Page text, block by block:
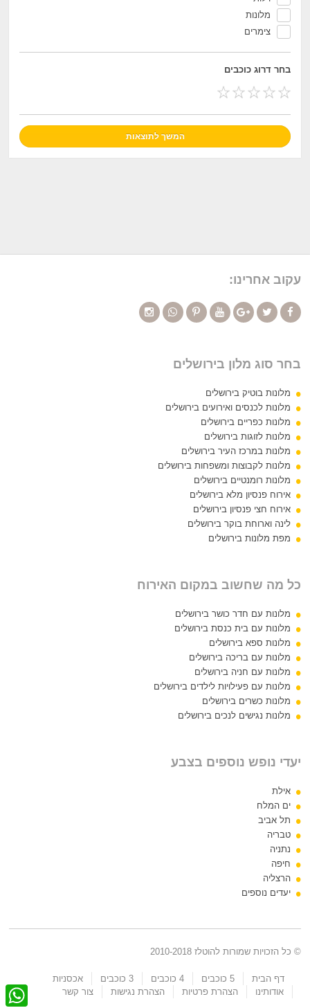
מלונות
צימרים
בחר דרוג כוכבים
עקוב אחרינו:
בחר סוג מלון בירושלים
מלונות בוטיק בירושלים
מלונות לכנסים ואירועים בירושלים
מלונות כפריים בירושלים
מלונות לזוגות בירושלים
מלונות במרכז העיר בירושלים
מלונות לקבוצות ומשפחות בירושלים
מלונות רומנטיים בירושלים
אירוח פנסיון מלא בירושלים
אירוח חצי פנסיון בירושלים
לינה וארוחת בוקר בירושלים
מפת מלונות בירושלים
כל מה שחשוב במקום האירוח
מלונות עם חדר כושר בירושלים
מלונות עם בית כנסת בירושלים
מלונות ספא בירושלים
מלונות עם בריכה בירושלים
מלונות עם חניה בירושלים
מלונות עם פעילויות לילדים בירושלים
מלונות כשרים בירושלים
מלונות נגישים לנכים בירושלים
יעדי נופש נוספים בצבע
אילת
ים המלח
תל אביב
טבריה
נתניה
חיפה
הרצליה
יעדים נוספים
© כל הזכויות שמורות להוטלז 2010-2018
דף הבית 5 כוכבים 4 כוכבים 3 כוכבים
אכסניות
אודותינו
הצהרת פרטיות הצהרת נגישות צור קשר
W
h